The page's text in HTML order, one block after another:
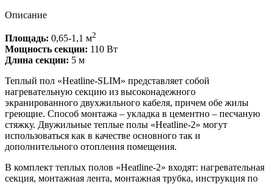
Описание
Площадь: 0,65-1,1 м2
Мощность секции: 110 Вт
Длина секции: 5 м
Теплый пол «Heatline-SLIM» представляет собой
нагревательную секцию из высоконадежного
экранированного двухжильного кабеля, причем обе жилы
греющие. Способ монтажа – укладка в цементно – песчаную
стяжку. Двужильные теплые полы «Heatline-2» могут
использоваться как в качестве основного так и
дополнительного отопления помещения.
В комплект теплых полов «Heatline-2» входят: нагревательная
секция, монтажная лента, монтажная трубка, инструкция по